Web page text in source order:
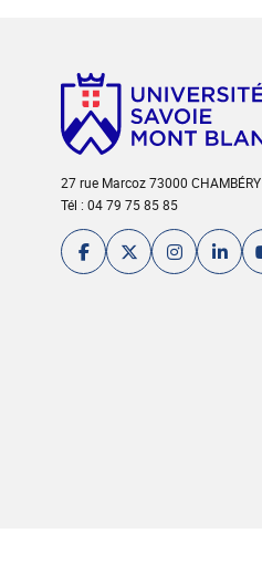
27 rue Marcoz 73000 CHAMBÉRY
Tél : 04 79 75 85 85